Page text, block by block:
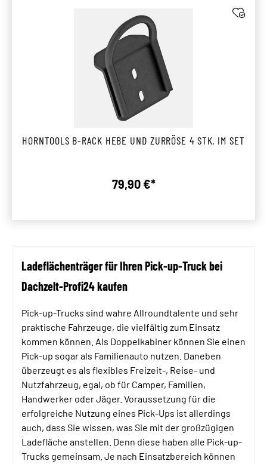
HORNTOOLS B-RACK HEBE UND ZURRÖSE 4 STK. IM SET
Regulärer Preis:
79,90 €*
Ladeflächenträger für Ihren Pick-up-Truck bei
Dachzelt-Profi24 kaufen
Pick-up-Trucks sind wahre Allroundtalente und sehr
praktische Fahrzeuge, die vielfältig zum Einsatz
kommen können. Als Doppelkabiner können Sie einen
Pick-up sogar als Familienauto nutzen. Daneben
überzeugt es als flexibles Freizeit-, Reise- und
Nutzfahrzeug, egal, ob für Camper, Familien,
Handwerker oder Jäger. Voraussetzung für die
erfolgreiche Nutzung eines Pick-Ups ist allerdings
auch, dass Sie wissen, was Sie mit der großzügigen
Ladefläche anstellen. Denn diese haben alle Pick-up-
Trucks gemeinsam. Je nach Einsatzbereich können